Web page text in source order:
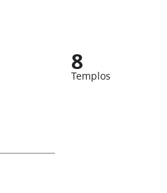
8
Templos